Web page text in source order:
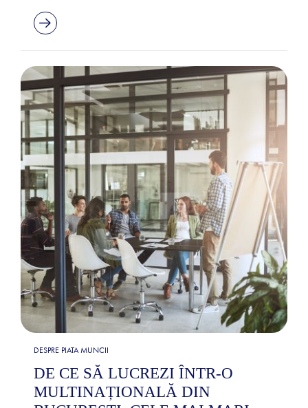
DESPRE PIATA MUNCII
DE CE SĂ LUCREZI ÎNTR-O
MULTINAȚIONALĂ DIN